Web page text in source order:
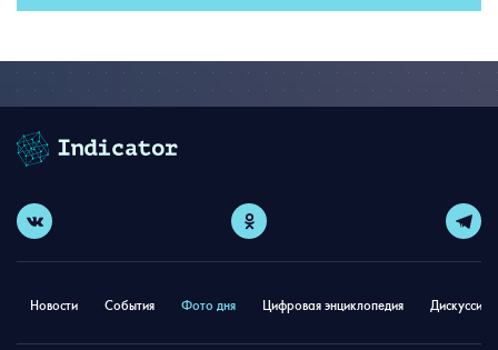
Новости События Фото дня Цифровая энциклопедия